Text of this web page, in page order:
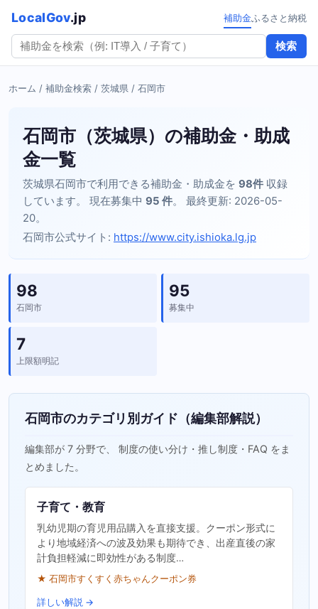
LocalGov.jp
検索
補助金ふるさと納税
ホーム / 補助金検索 / 茨城県 / 石岡市
石岡市（茨城県）の補助金・助成
金一覧
茨城県石岡市で利用できる補助金・助成金を 98件 収録
しています。 現在募集中 95 件。 最終更新: 2026-05-
20。
石岡市公式サイト: https://www.city.ishioka.lg.jp
98
石岡市
95
募集中
7
上限額明記
石岡市のカテゴリ別ガイド（編集部解説）
編集部が 7 分野で、 制度の使い分け・推し制度・FAQ をま
とめました。
子育て・教育
乳幼児期の育児用品購入を直接支援。クーポン形式に
より地域経済への波及効果も期待でき、出産直後の家
計負担軽減に即効性がある制度…
★ 石岡市すくすく赤ちゃんクーポン券
詳しい解説 →